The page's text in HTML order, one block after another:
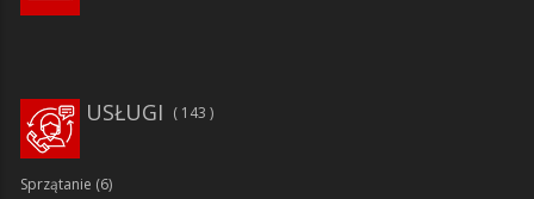
143
USŁUGI
Sprzątanie (6)